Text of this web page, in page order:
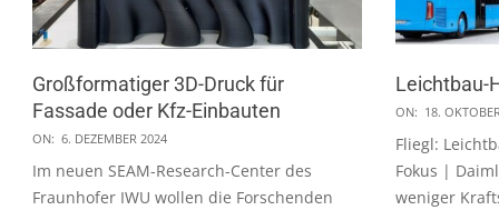
Großformatiger 3D-Druck für
Fassade oder Kfz-Einbauten
2024-
12-
06
ON: 6. DEZEMBER 2024
Im neuen SEAM-Research-Center des
Fraunhofer IWU wollen die Forschenden
Leichtbau-
2024-
10-
18
ON: 18.
Fliegl:
Fokus |
weniger